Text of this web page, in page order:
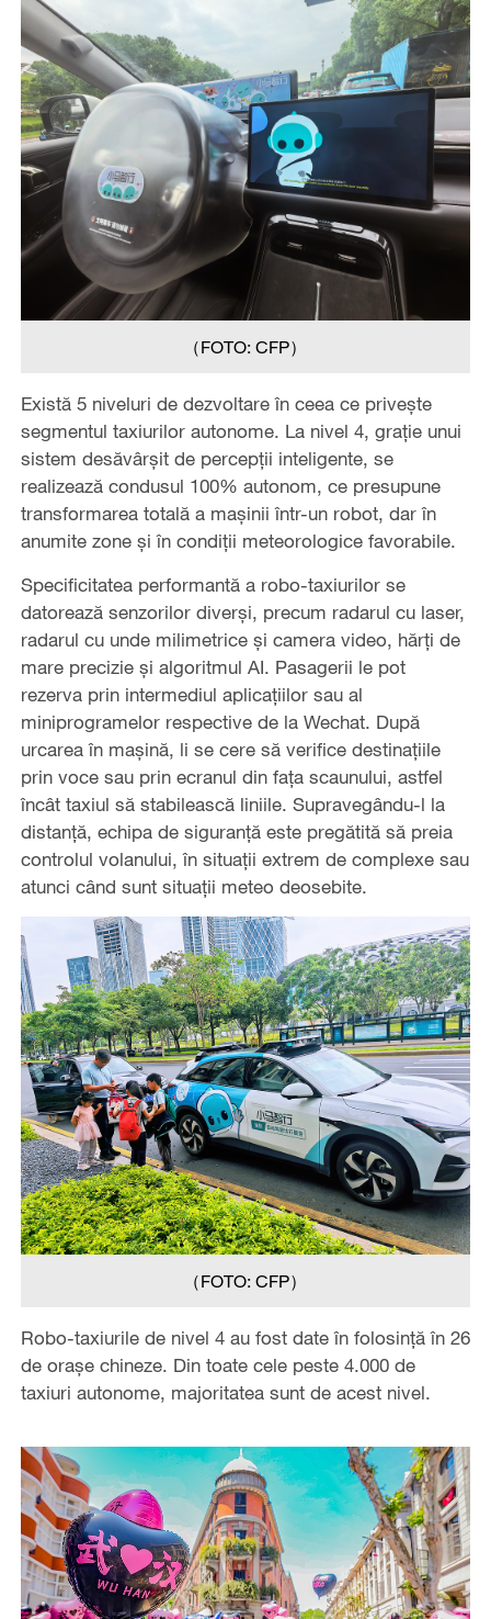
（FOTO: CFP）
Există 5 niveluri de dezvoltare în ceea ce privește
segmentul taxiurilor autonome. La nivel 4, grație unui
sistem desăvârșit de percepții inteligente, se
realizează condusul 100% autonom, ce presupune
transformarea totală a mașinii într-un robot, dar în
anumite zone și în condiții meteorologice favorabile.
Specificitatea performantă a robo-taxiurilor se
datorează senzorilor diverși, precum radarul cu laser,
radarul cu unde milimetrice și camera video, hărți de
mare precizie și algoritmul AI. Pasagerii le pot
rezerva prin intermediul aplicațiilor sau al
miniprogramelor respective de la Wechat. După
urcarea în mașină, li se cere să verifice destinațiile
prin voce sau prin ecranul din fața scaunului, astfel
încât taxiul să stabilească liniile. Supravegându-l la
distanță, echipa de siguranță este pregătită să preia
controlul volanului, în situații extrem de complexe sau
atunci când sunt situații meteo deosebite.
（FOTO: CFP）
Robo-taxiurile de nivel 4 au fost date în folosință în 26
de orașe chineze. Din toate cele peste 4.000 de
taxiuri autonome, majoritatea sunt de acest nivel.